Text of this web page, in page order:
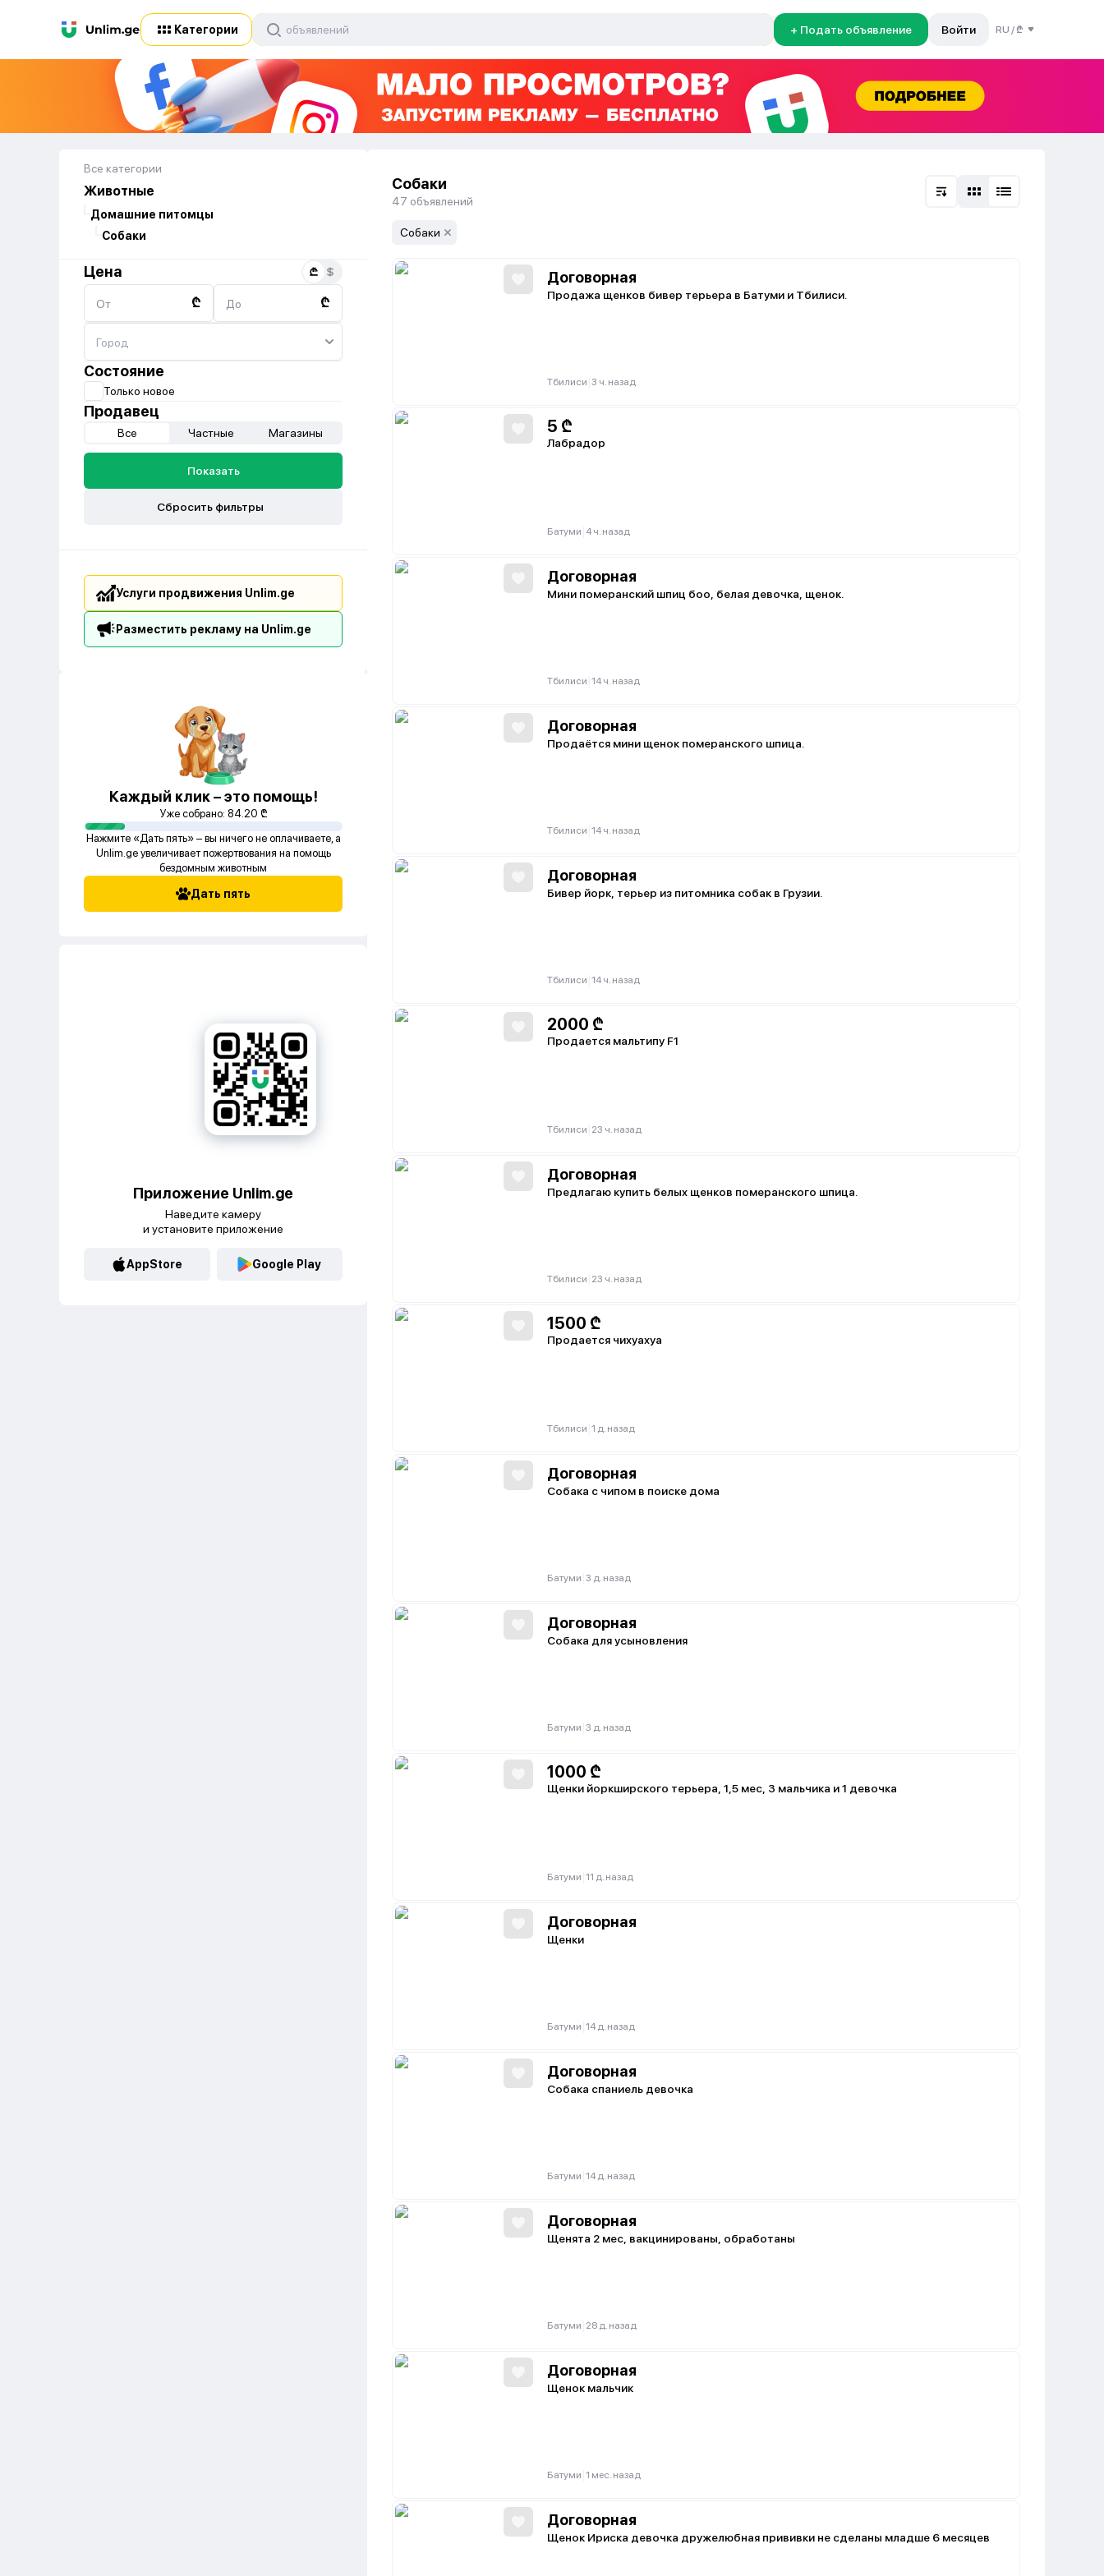
Категории + Подать объявление Войти RU /₾
Все категории
Животные
Домашние питомцы
Собаки
Цена
От ₾ До ₾
Состояние
Только новое
Продавец
Все Частные Магазины
Показать
Сбросить фильтры
Услуги продвижения Unlim.ge
Разместить рекламу на Unlim.ge
Каждый клик – это помощь!
Уже собрано: 84.20 ₾
Нажмите «Дать пять» – вы ничего не оплачиваете, а
Unlim.ge увеличивает пожертвования на помощь
бездомным животным
Дать пять
Приложение Unlim.ge
Наведите камеру
и установите приложение
AppStore Google Play
Собаки
47 объявлений
Собаки
Договорная
Продажа щенков бивер терьера в Батуми и Тбилиси.
Тбилиси 3 ч. назад
5 ₾
Лабрадор
Батуми 4 ч. назад
Договорная
Мини померанский шпиц боо, белая девочка, щенок.
Тбилиси 14 ч. назад
Договорная
Продаётся мини щенок померанского шпица.
Тбилиси 14 ч. назад
Договорная
Бивер йорк, терьер из питомника собак в Грузии.
Тбилиси 14 ч. назад
2000 ₾
Продается мальтипу F1
Тбилиси 23 ч. назад
Договорная
Предлагаю купить белых щенков померанского шпица.
Тбилиси 23 ч. назад
1500 ₾
Продается чихуахуа
Тбилиси 1 д. назад
Договорная
Собака с чипом в поиске дома
Батуми 3 д. назад
Договорная
Собака для усыновления
Батуми 3 д. назад
1000 ₾
Щенки йоркширского терьера, 1,5 мес, 3 мальчика и 1 девочка
Батуми 11 д. назад
Договорная
Щенки
Батуми 14 д. назад
Договорная
Собака спаниель девочка
Батуми 14 д. назад
Договорная
Щенята 2 мес, вакцинированы, обработаны
Батуми 28 д. назад
Договорная
Щенок мальчик
Батуми 1 мес. назад
Договорная
Щенок Ириска девочка дружелюбная прививки не сделаны младше 6 месяцев